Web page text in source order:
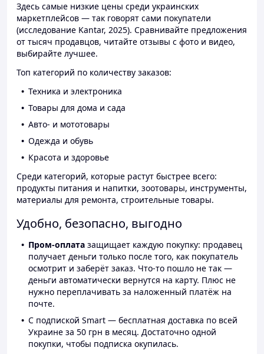
Здесь самые низкие цены среди украинских
маркетплейсов — так говорят сами покупатели
(исследование Kantar, 2025). Сравнивайте предложения
от тысяч продавцов, читайте отзывы с фото и видео,
выбирайте лучшее.
Топ категорий по количеству заказов:
Техника и электроника
Товары для дома и сада
Авто- и мототовары
Одежда и обувь
Красота и здоровье
Среди категорий, которые растут быстрее всего:
продукты питания и напитки, зоотовары, инструменты,
материалы для ремонта, строительные товары.
Удобно, безопасно, выгодно
Пром-оплата защищает каждую покупку: продавец
получает деньги только после того, как покупатель
осмотрит и заберёт заказ. Что-то пошло не так —
деньги автоматически вернутся на карту. Плюс не
нужно переплачивать за наложенный платёж на
почте.
С подпиской Smart — бесплатная доставка по всей
Украине за 50 грн в месяц. Достаточно одной
покупки, чтобы подписка окупилась.